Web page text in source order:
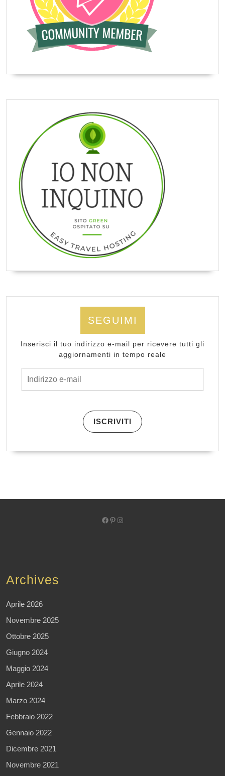
SEGUIMI
Inserisci il tuo indirizzo e-mail per ricevere tutti gli
aggiornamenti in tempo reale
ISCRIVITI
Facebook
Pinterest
Instagram
Archives
Aprile 2026
Novembre 2025
Ottobre 2025
Giugno 2024
Maggio 2024
Aprile 2024
Marzo 2024
Febbraio 2022
Gennaio 2022
Dicembre 2021
Novembre 2021